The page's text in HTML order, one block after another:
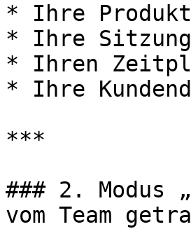
* Ihre
* Ihre
* Ihren
* Ihre
***
### 2. Modus
vom Team